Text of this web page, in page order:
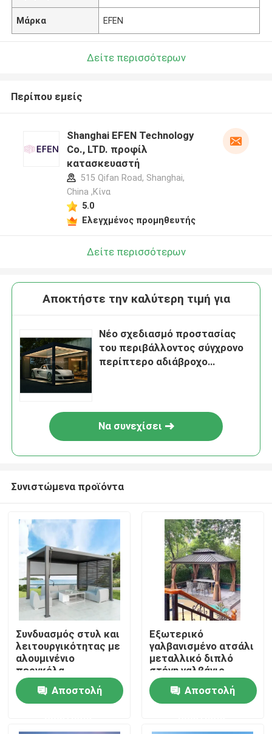
Σπίτι
Προϊόντα
Περίπου εμείς
Μάρκα EFEN
Δείτε περισσότερων
Περίπου εμείς
Shanghai EFEN Technology
Co., LTD. προφίλ
κατασκευαστή
515 Qifan Road, Shanghai,
China ,Κίνα
5.0
Ελεγχμένος προμηθευτής
Δείτε περισσότερων
Αποκτήστε την καλύτερη τιμή για
Νέο σχεδιασμό προστασίας
του περιβάλλοντος σύγχρονο
περίπτερο αδιάβροχο
Να συνεχίσει
Συνιστώμενα προϊόντα
Συνδυασμός στυλ και
λειτουργικότητας με
αλουμινένιο
περγκόλα
Αποστολή
Εξωτερικό
γαλβανισμένο ατσάλι
μεταλλικό διπλό
στέγη γαλβάνιο
Αποστολή